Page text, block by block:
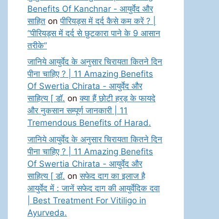
Benefits Of Kanchnar - आयुर्वेद और
साहित onपीरियड्स में दर्द कैसे कम करें ? |
“पीरियड्स में दर्द से छुटकारा पाने के 9 आसान
तरीके”
जानिये आयुर्वेद के अनुसार चिरायता कितने दिन
पीना चाहिए ? | 11 Amazing Benefits
Of Swertia Chirata - आयुर्वेद और
साहित्य [ डॉ. onक्या हैं छोटी हरड़ के फायदे
और नुकसान सम्पूर्ण जानकारी | 11
Tremendous Benefits of Harad.
जानिये आयुर्वेद के अनुसार चिरायता कितने दिन
पीना चाहिए ? | 11 Amazing Benefits
Of Swertia Chirata - आयुर्वेद और
साहित्य [ डॉ. onसफेद दाग का इलाज है
आयुर्वेद में : जानें सफेद दाग की आयुर्वेदिक दवा
| Best Treatment For Vitiligo in
Ayurveda.